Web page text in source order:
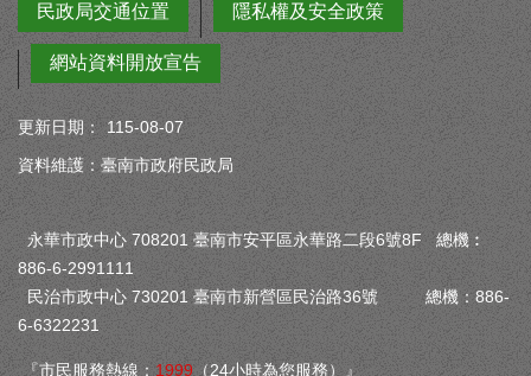
民政局交通位置
隱私權及安全政策
網站資料開放宣告
更新日期：
115-08-07
資料維護：臺南市政府民政局
永華市政中心 708201 臺南市安平區永華路二段6號8F 總機︰
886-6-2991111
民治市政中心 730201 臺南市新營區民治路36號 總機：886-
6-6322231
『市民服務熱線： 1999 （24小時為您服務）』